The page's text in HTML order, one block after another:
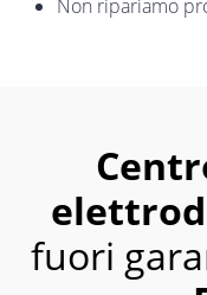
Non ripariamo
fuori